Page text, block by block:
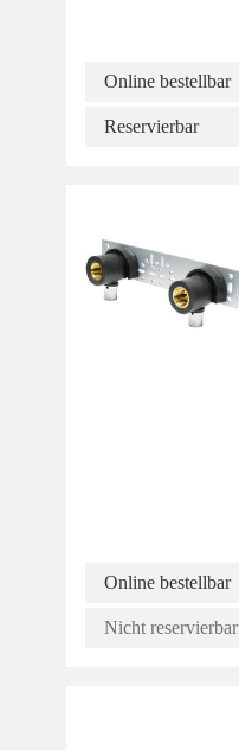
Online bestellbar
Reservierbar
Online bestellbar
Nicht reservierbar